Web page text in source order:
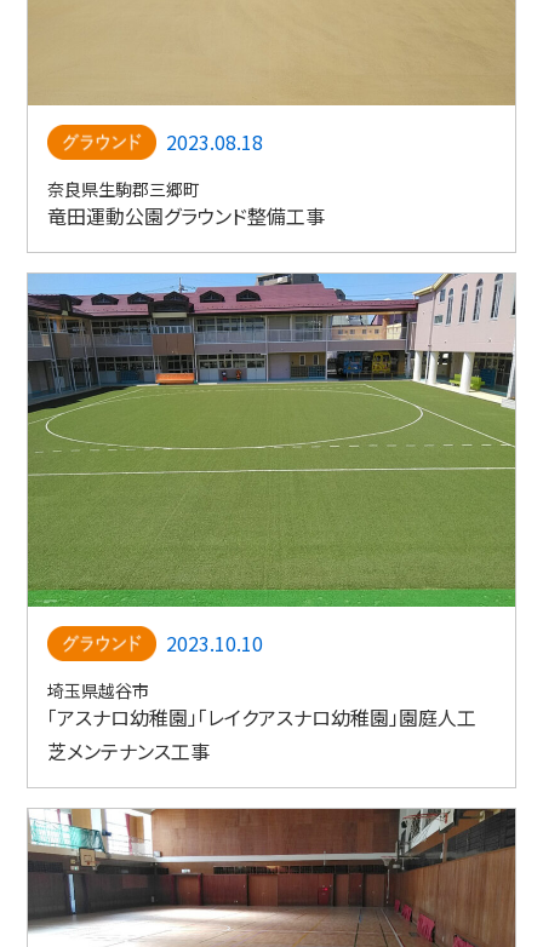
2023.08.18
奈良県生駒郡三郷町
竜田運動公園グラウンド整備工事
2023.10.10
埼玉県越谷市
「アスナロ幼稚園」「レイクアスナロ幼稚園」園庭人工
芝メンテナンス工事